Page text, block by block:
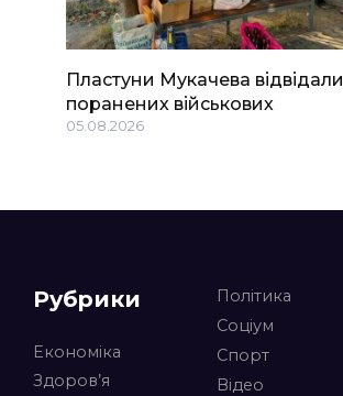
Пластуни Мукачева відвідали
поранених військових
05.08.2026
Рубрики
Економіка
Здоров’я
Політика
Соціум
Спорт
Відео